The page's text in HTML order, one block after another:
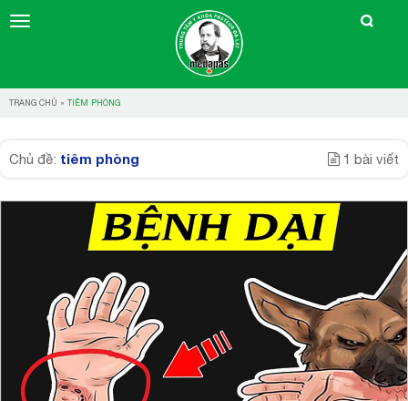
TRANG CHỦ » TIÊM PHÒNG
Chủ đề: tiêm phòng 1 bài viết